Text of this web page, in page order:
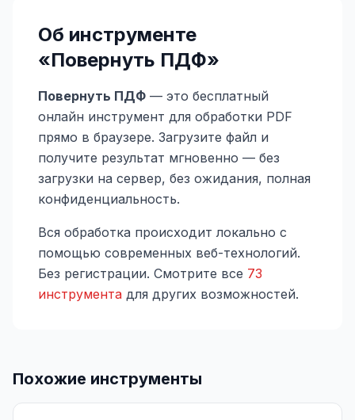
Об инструменте
«Повернуть ПДФ»
Повернуть ПДФ — это бесплатный
онлайн инструмент для обработки PDF
прямо в браузере. Загрузите файл и
получите результат мгновенно — без
загрузки на сервер, без ожидания, полная
конфиденциальность.
Вся обработка происходит локально с
помощью современных веб-технологий.
Без регистрации. Смотрите все 73
инструмента для других возможностей.
Похожие инструменты